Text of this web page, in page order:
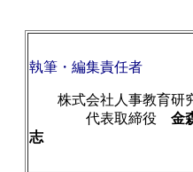
執筆・編集責任者
株式会社人事教育研
代表取締役 金
志